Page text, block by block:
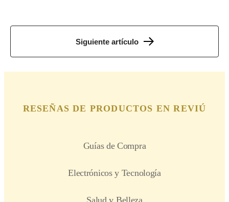
Siguiente artículo